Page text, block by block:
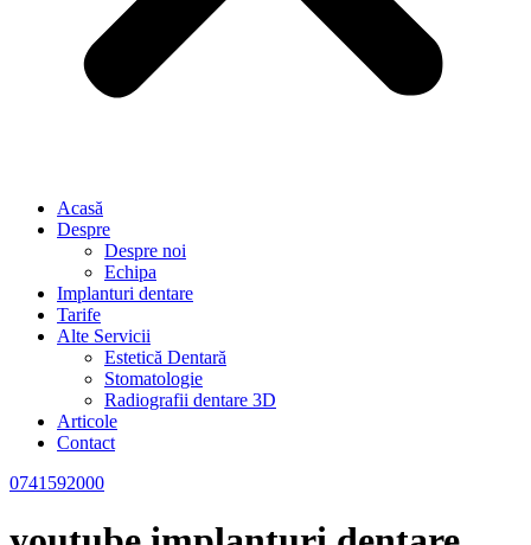
Acasă
Despre
Despre noi
Echipa
Implanturi dentare
Tarife
Alte Servicii
Estetică Dentară
Stomatologie
Radiografii dentare 3D
Articole
Contact
0741592000